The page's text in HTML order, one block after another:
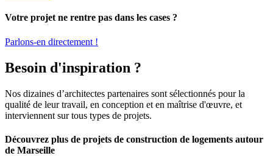
Votre projet ne rentre pas dans les cases ?
Parlons-en directement !
Besoin d'inspiration ?
Nos dizaines d’architectes partenaires sont sélectionnés pour la
qualité de leur travail, en conception et en maîtrise d'œuvre, et
interviennent sur tous types de projets.
Découvrez plus de projets de construction de logements autour
de Marseille